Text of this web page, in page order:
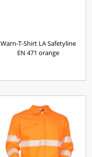
Warn-T-Shirt LA Safetyline
EN 471 orange